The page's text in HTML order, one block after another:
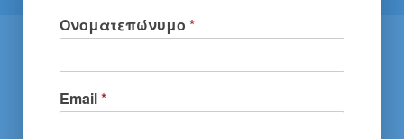
Ονοματεπώνυμο *
Email*